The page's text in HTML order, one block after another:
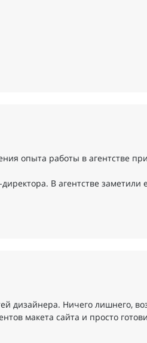
опыта работы в агентстве
В агентстве заметили
дизайнера. Ничего лишнего,
макета сайта и просто